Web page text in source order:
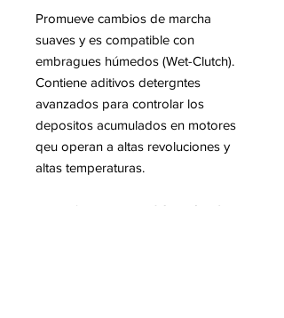
Promueve cambios de marcha
suaves y es compatible con
embragues húmedos (Wet-Clutch).
Contiene aditivos detergntes
avanzados para controlar los
depositos acumulados en motores
qeu operan a altas revoluciones y
altas temperaturas.
Especificaciones
JASO MA/MA2 ·